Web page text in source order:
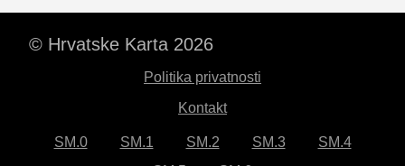
© Hrvatske Karta 2026
Politika privatnosti
Kontakt
SM.0 SM.1 SM.2 SM.3
SM.4